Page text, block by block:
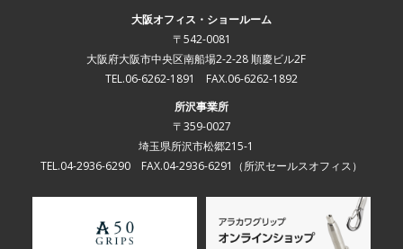
大阪オフィス・ショールーム
〒542-0081
大阪府大阪市中央区南船場2-2-28 順慶ビル2F
TEL.06-6262-1891 FAX.06-6262-1892
所沢事業所
〒359-0027
埼玉県所沢市松郷215-1
TEL.04-2936-6290 FAX.04-2936-6291 （所沢セールスオフィス）